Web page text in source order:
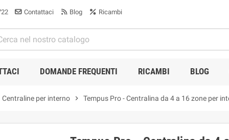
Contattaci Blog Ricambi
DOMANDE FREQUENTI RICAMBI BLOG
Centraline per interno chevron_right Tempus Pro - Centralina da 4 a 16 zone per